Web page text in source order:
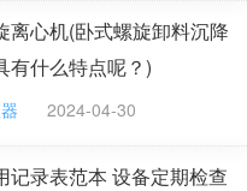
化的客户也都转化了，
思呢？相信你也听过，
离心机(卧式螺旋卸料沉降
有什么特点呢？)
2024-04-30
记录表范本 设备定期检查